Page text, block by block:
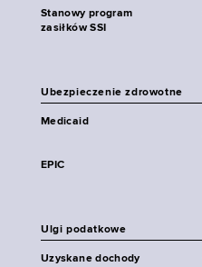
Stanowy program
zasiłków SSI
Ubezpieczenie zdrowotne
Medicaid
EPIC
Ulgi podatkowe
Uzyskane dochody